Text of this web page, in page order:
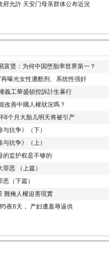
府允許 天安门母亲群体公布近況
富贤：为何中国堕胎率世界第一？
再曝光女性遭酷刑、系统性强奸
義工華盛頓控訴計生暴行
改善中國人權狀況嗎？
8个月大胎儿明天将被引产
抗争》（下）
抗争》（上）
的监护权是不够的
恶 （上篇）
（下篇）
難掩人權迫害現實
5夜6天， 产妇遭羞辱逼供